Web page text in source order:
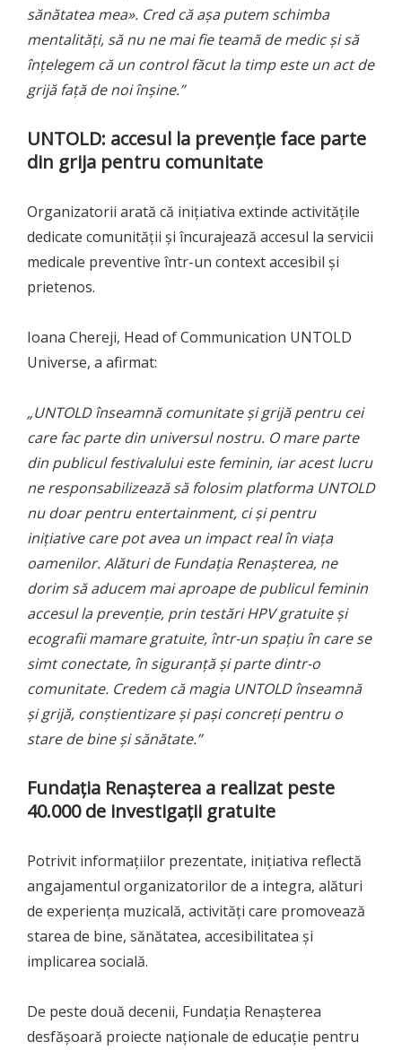
sănătatea mea». Cred că așa putem schimba
mentalități, să nu ne mai fie teamă de medic și să
înțelegem că un control făcut la timp este un act de
grijă față de noi înșine.”
UNTOLD: accesul la prevenție face parte
din grija pentru comunitate
Organizatorii arată că inițiativa extinde activitățile
dedicate comunității și încurajează accesul la servicii
medicale preventive într-un context accesibil și
prietenos.
Ioana Chereji, Head of Communication UNTOLD
Universe, a afirmat:
„UNTOLD înseamnă comunitate și grijă pentru cei
care fac parte din universul nostru. O mare parte
din publicul festivalului este feminin, iar acest lucru
ne responsabilizează să folosim platforma UNTOLD
nu doar pentru entertainment, ci și pentru
inițiative care pot avea un impact real în viața
oamenilor. Alături de Fundația Renașterea, ne
dorim să aducem mai aproape de publicul feminin
accesul la prevenție, prin testări HPV gratuite și
ecografii mamare gratuite, într-un spațiu în care se
simt conectate, în siguranță și parte dintr-o
comunitate. Credem că magia UNTOLD înseamnă
și grijă, conștientizare și pași concreți pentru o
stare de bine și sănătate.”
Fundația Renașterea a realizat peste
40.000 de investigații gratuite
Potrivit informațiilor prezentate, inițiativa reflectă
angajamentul organizatorilor de a integra, alături
de experiența muzicală, activități care promovează
starea de bine, sănătatea, accesibilitatea și
implicarea socială.
De peste două decenii, Fundația Renașterea
desfășoară proiecte naționale de educație pentru